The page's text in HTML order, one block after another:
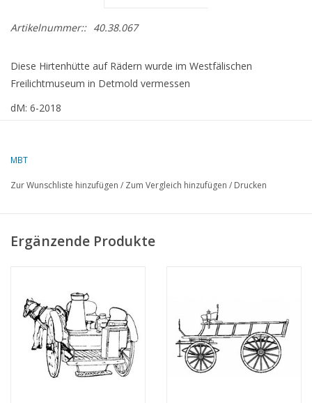
Artikelnummer:: 40.38.067
Diese Hirtenhütte auf Rädern wurde im Westfälischen
Freilichtmuseum in Detmold vermessen
dM: 6-2018
MBT
Zur Wunschliste hinzufügen / Zum Vergleich hinzufügen / Drucken
Ergänzende Produkte